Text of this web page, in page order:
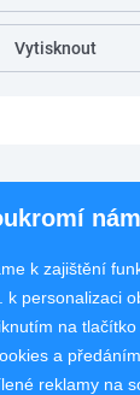
Vytisknout
k zajištění
k personalizaci
na tlačítko
a
reklamy na